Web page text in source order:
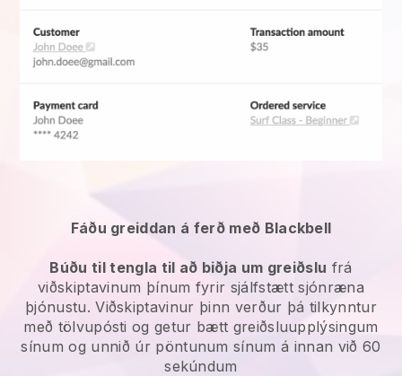
Fáðu greiddan á ferð með Blackbell
Búðu til tengla til að biðja um greiðslu frá
viðskiptavinum þínum fyrir sjálfstætt sjónræna
þjónustu. Viðskiptavinur þinn verður þá tilkynntur
með tölvupósti og getur bætt greiðsluupplýsingum
sínum og unnið úr pöntunum sínum á innan við 60
sekúndum